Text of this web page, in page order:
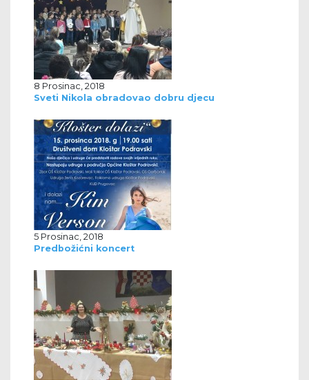
8 Prosinac, 2018
Sveti Nikola obradovao dobru djecu
5 Prosinac, 2018
Predbožićni koncert